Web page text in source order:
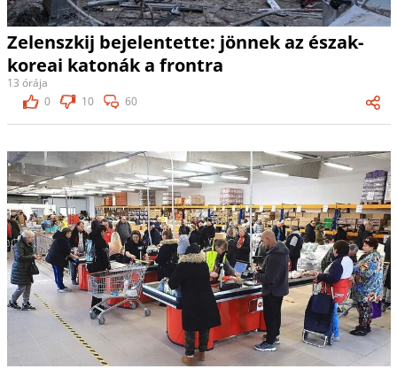
Zelenszkij bejelentette: jönnek az észak-
koreai katonák a frontra
13 órája
0
10 60